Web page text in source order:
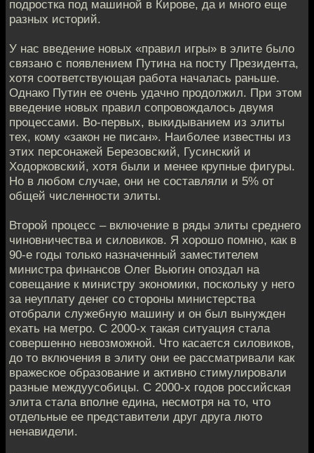
подростка под машиной в Кирове, да и много еще
разных историй.
У нас введение новых «правил игры» в элите было
связано с появлением Путина на посту Президента,
хотя соответствующая работа началась раньше.
Однако Путин ее очень удачно продолжил. При этом
введение новых правил сопровождалось двумя
процессами. Во-первых, выкидыванием из элиты
тех, кому «закон не писан». Наиболее известны из
этих персонажей Березовский, Гусинский и
Ходорковский, хотя были и менее крупные фигуры.
Но в любом случае, они не составляли и 5% от
общей численности элиты.
Второй процесс – включение в ряды элиты среднего
чиновничества и силовиков. Я хорошо помню, как в
90-е годы только назначенный заместителем
министра финансов Олег Вьюгин опоздал на
совещание к министру экономики, поскольку у него
за неуплату денег со стороны министерства
отобрали служебную машину и он был вынужден
ехать на метро. С 2000-х такая ситуация стала
совершенно невозможной. Что касается силовиков,
до то включения в элиту они ее рассматривали как
вражеское образование и активно стимулировали
разные междуусобицы. С 2000-х годов российская
элита стала вполне едина, несмотря на то, что
отдельные ее представители друг друга люто
ненавидели.